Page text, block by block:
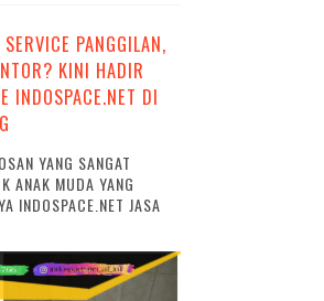
PANGGILAN,
KINI HADIR
INDOSPACE.NET DI
YANG SANGAT
ANAK MUDA YANG
INDOSPACE.NET JASA